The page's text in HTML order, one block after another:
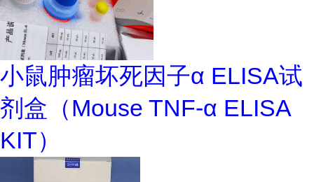
小鼠肿瘤坏死因子α ELISA试
剂盒（Mouse TNF-α ELISA
KIT）